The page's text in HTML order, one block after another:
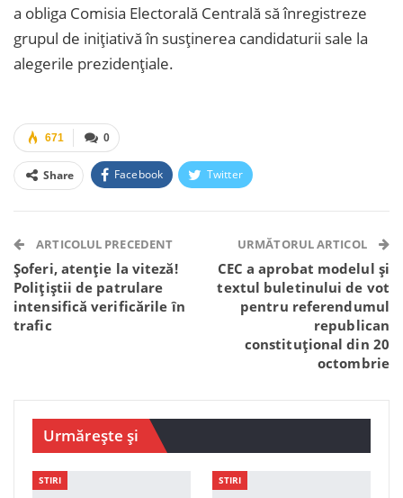
a obliga Comisia Electorală Centrală să înregistreze
grupul de inițiativă în susținerea candidaturii sale la
alegerile prezidențiale.
0
671
Share Facebook Twitter
Telegram WhatsApp Viber
ARTICOLUL PRECEDENT
Șoferi, atenție la viteză!
Polițiștii de patrulare
intensifică verificările în
trafic
URMĂTORUL ARTICOL
CEC a aprobat modelul și
textul buletinului de vot
pentru referendumul
republican
constituțional din 20
octombrie
Urmărește și
STIRI STIRI